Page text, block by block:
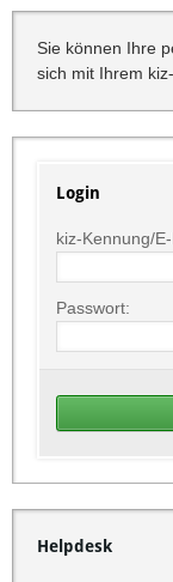
Sie können Ihre
sich mit Ihrem
Login
kiz-Kennung/
Passwort:
Helpdesk